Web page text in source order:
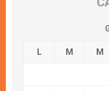
L M M